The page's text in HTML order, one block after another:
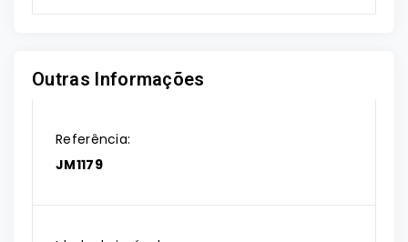
Outras Informações
Referência:
JM1179